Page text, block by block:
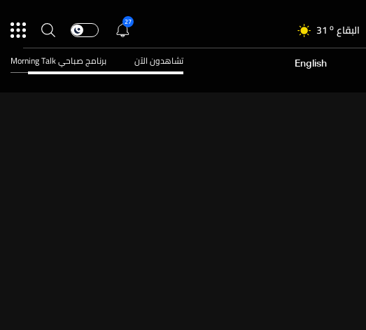
البقاع 31 o
الجنوب 29o
30
27
English تشاهدون الآن برنامج صباحي Morning Talk